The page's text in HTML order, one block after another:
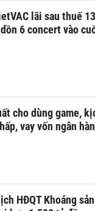
lãi sau thuế
6 concert vào
cho dùng game,
vay vốn ngân
HĐQT Khoáng